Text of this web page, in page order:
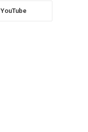
YouTube